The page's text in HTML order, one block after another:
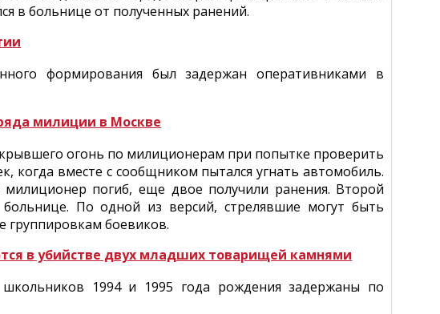
в больнице от полученных ранений.
формирования был задержан оперативниками в
милиции в Москве
огонь по милиционерам при попытке проверить
когда вместе с сообщником пытался угнать автомобиль.
милиционер погиб, еще двое получили ранения. Второй
По одной из версий, стрелявшие могут быть
группировкам боевиков.
в убийстве двух младших товарищей камнями
1994 и 1995 года рождения задержаны по